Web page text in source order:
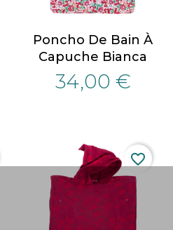
Poncho De Bain À
Capuche Bianca
34,00 €
favorite_border